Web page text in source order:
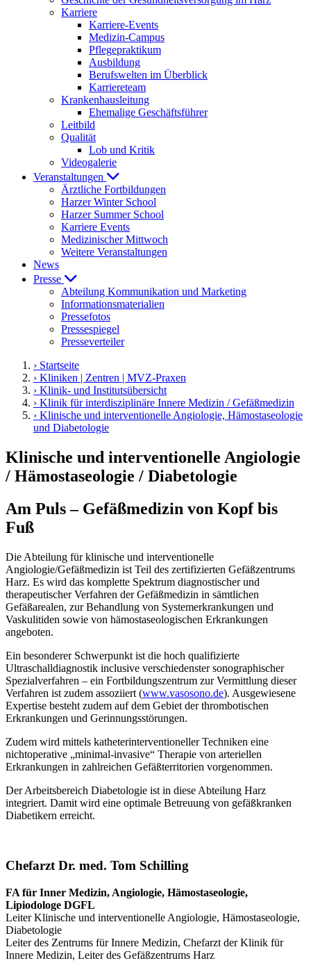
Karriere
Karriere-Events
Medizin-Campus
Pflegepraktikum
Ausbildung
Berufswelten im Überblick
Karriereteam
Krankenhausleitung
Ehemalige Geschäftsführer
Leitbild
Qualität
Lob und Kritik
Videogalerie
Veranstaltungen
Ärztliche Fortbildungen
Harzer Winter School
Harzer Summer School
Karriere Events
Medizinischer Mittwoch
Weitere Veranstaltungen
News
Presse
Abteilung Kommunikation und Marketing
Informationsmaterialien
Pressefotos
Pressespiegel
Presseverteiler
› Startseite
› Kliniken | Zentren | MVZ-Praxen
› Klinik- und Institutsübersicht
› Klinik für interdisziplinäre Innere Medizin / Gefäßmedizin
› Klinische und interventionelle Angiologie, Hämostaseologie
und Diabetologie
Klinische und interventionelle Angiologie
/ Hämostaseologie / Diabetologie
Am Puls – Gefäßmedizin von Kopf bis
Fuß
Die Abteilung für klinische und interventionelle
Angiologie/Gefäßmedizin ist Teil des zertifizierten Gefäßzentrums
Harz. Es wird das komplette Spektrum diagnostischer und
therapeutischer Verfahren der Gefäßmedizin in sämtlichen
Gefäßarealen, zur Behandlung von Systemerkrankungen und
Vaskulitiden sowie von hämostaseologischen Erkrankungen
angeboten.
Ein besonderer Schwerpunkt ist die hoch qualifizierte
Ultraschalldiagnostik inclusive verschiedenster sonographischer
Spezialverfahren – ein Fortbildungszentrum zur Vermittlung dieser
Verfahren ist zudem assoziiert (www.vasosono.de). Ausgewiesene
Expertise besteht zudem auf dem Gebiet der thrombotischen
Erkrankungen und Gerinnungsstörungen.
Zudem wird mittels katheterinterventioneller Techniken eine
nichtoperative „minimal-invasive“ Therapie von arteriellen
Erkrankungen in zahlreichen Gefäßterritorien vorgenommen.
Der Arbeitsbereich Diabetologie ist in diese Abteilung Harz
integriert. Damit wird eine optimale Betreuung von gefäßkranken
Diabetikern erreicht.
Chefarzt Dr. med. Tom Schilling
FA für Inner Medizin, Angiologie, Hämostaseologie,
Lipiodologe DGFL
Leiter Klinische und interventionelle Angiologie, Hämostaseologie,
Diabetologie
Leiter des Zentrums für Innere Medizin, Chefarzt der Klinik für
Innere Medizin, Leiter des Gefäßzentrums Harz